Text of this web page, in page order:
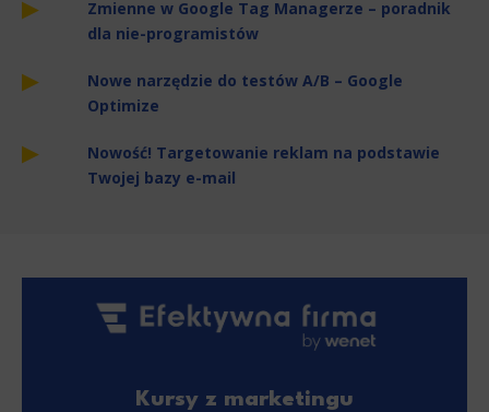
Zmienne w Google Tag Managerze – poradnik
dla nie-programistów
Nowe narzędzie do testów A/B – Google
Optimize
Nowość! Targetowanie reklam na podstawie
Twojej bazy e-mail
Kursy z marketingu